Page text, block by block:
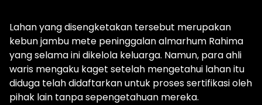
Lahan yang disengketakan tersebut merupakan
kebun jambu mete peninggalan almarhum Rahima
yang selama ini dikelola keluarga. Namun, para ahli
waris mengaku kaget setelah mengetahui lahan itu
diduga telah didaftarkan untuk proses sertifikasi oleh
pihak lain tanpa sepengetahuan mereka.